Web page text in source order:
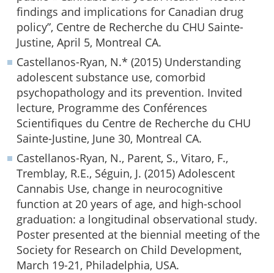
findings and implications for Canadian drug
policy”, Centre de Recherche du CHU Sainte-
Justine, April 5, Montreal CA.
Castellanos-Ryan, N.* (2015) Understanding
adolescent substance use, comorbid
psychopathology and its prevention. Invited
lecture, Programme des Conférences
Scientifiques du Centre de Recherche du CHU
Sainte-Justine, June 30, Montreal CA.
Castellanos-Ryan, N., Parent, S., Vitaro, F.,
Tremblay, R.E., Séguin, J. (2015) Adolescent
Cannabis Use, change in neurocognitive
function at 20 years of age, and high-school
graduation: a longitudinal observational study.
Poster presented at the biennial meeting of the
Society for Research on Child Development,
March 19-21, Philadelphia, USA.